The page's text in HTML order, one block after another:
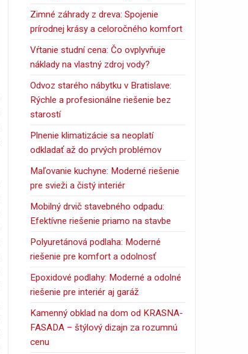
Zimné záhrady z dreva: Spojenie
prírodnej krásy a celoročného komfort
Vŕtanie studní cena: Čo ovplyvňuje
náklady na vlastný zdroj vody?
Odvoz starého nábytku v Bratislave:
Rýchle a profesionálne riešenie bez
starostí
Plnenie klimatizácie sa neoplatí
odkladať až do prvých problémov
Maľovanie kuchyne: Moderné riešenie
pre svieži a čistý interiér
Mobilný drvič stavebného odpadu:
Efektívne riešenie priamo na stavbe
Polyuretánová podlaha: Moderné
riešenie pre komfort a odolnosť
Epoxidové podlahy: Moderné a odolné
riešenie pre interiér aj garáž
Kamenný obklad na dom od KRASNA-
FASADA – štýlový dizajn za rozumnú
cenu